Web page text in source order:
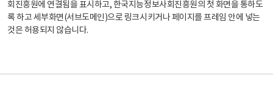
회진흥원에 연결됨을 표시하고, 한국지능정보사회진흥원의 첫 화면을 통하도
록 하고 세부화면(서브도메인)으로 링크시키거나 페이지를 프레임 안에 넣는
것은 허용되지 않습니다.